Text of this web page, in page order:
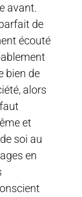
avant.
de
écouté
bien de
alors
et
soi au
en